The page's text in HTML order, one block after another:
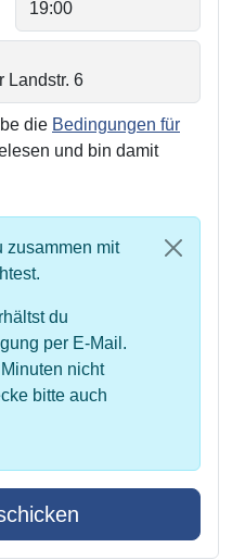
die Bedingungen für
und bin damit
zusammen mit
du
per E-Mail.
nicht
bitte auch